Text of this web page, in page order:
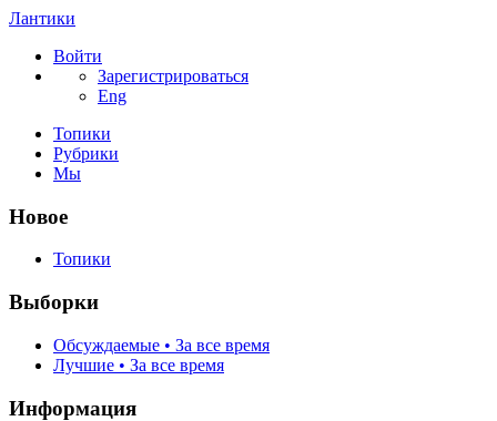
Лантики
Войти
Зарегистрироваться
Eng
Топики
Рубрики
Мы
Новое
Топики
Выборки
Обсуждаемые • За все время
Лучшие • За все время
Информация